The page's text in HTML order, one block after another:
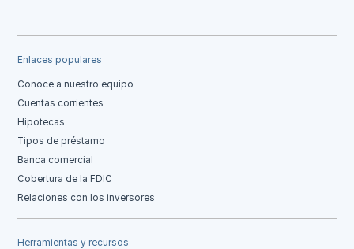
Enlaces populares
Conoce a nuestro equipo
Cuentas corrientes
Hipotecas
Tipos de préstamo
Banca comercial
Cobertura de la FDIC
Relaciones con los inversores
Herramientas y recursos